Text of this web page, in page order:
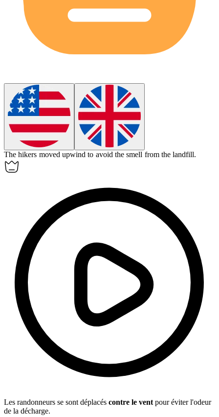
The hikers moved upwind to avoid the smell from the landfill.
Les randonneurs se sont déplacés contre le vent pour éviter l'odeur
de la décharge.